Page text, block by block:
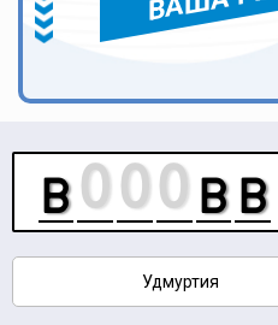
Удмуртия